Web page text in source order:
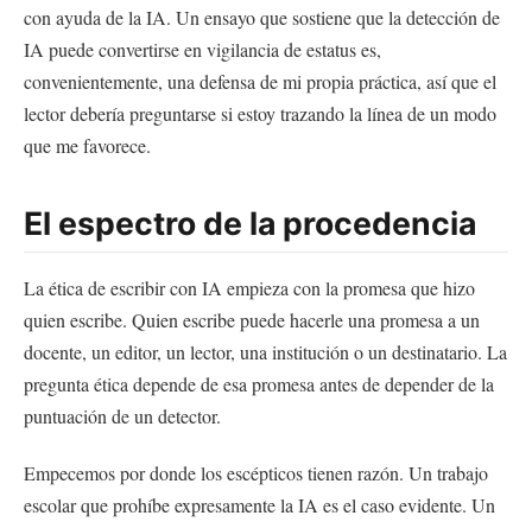
con ayuda de la IA. Un ensayo que sostiene que la detección de
IA puede convertirse en vigilancia de estatus es,
convenientemente, una defensa de mi propia práctica, así que el
lector debería preguntarse si estoy trazando la línea de un modo
que me favorece.
El espectro de la procedencia
La ética de escribir con IA empieza con la promesa que hizo
quien escribe. Quien escribe puede hacerle una promesa a un
docente, un editor, un lector, una institución o un destinatario. La
pregunta ética depende de esa promesa antes de depender de la
puntuación de un detector.
Empecemos por donde los escépticos tienen razón. Un trabajo
escolar que prohíbe expresamente la IA es el caso evidente. Un